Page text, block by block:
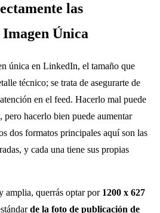
las
Única
única en LinkedIn, el tamaño que
técnico; se trata de asegurarte de
en el feed. Hacerlo mal puede
pero hacerlo bien puede aumentar
dos formatos principales aquí son las
y cada una tiene sus propias
amplia, querrás optar por 1200 x 627
de la foto de publicación de